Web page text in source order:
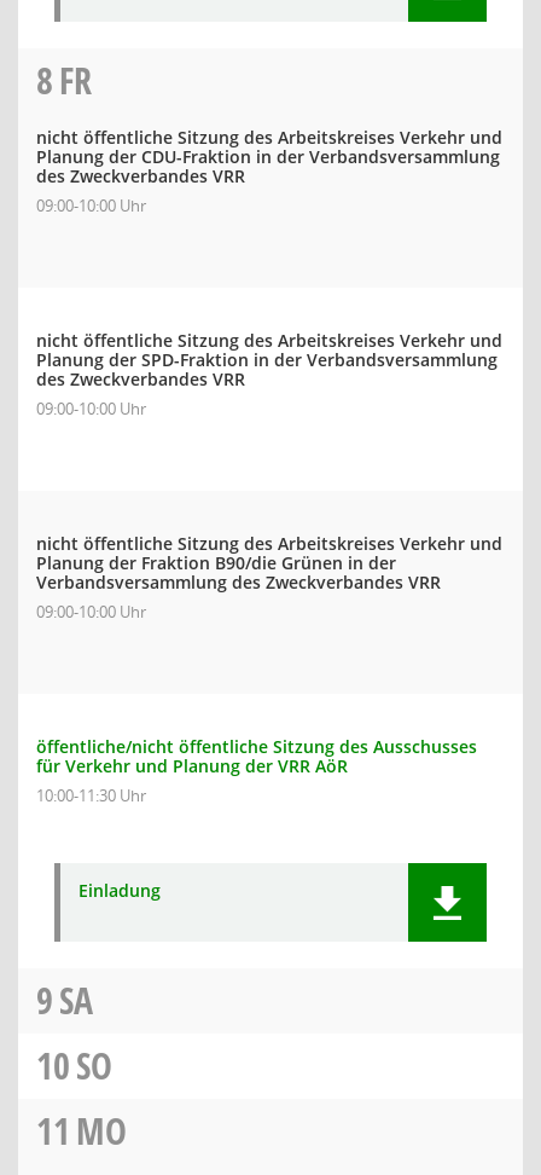
8FR
nicht öffentliche Sitzung des Arbeitskreises Verkehr und
Planung der CDU-Fraktion in der Verbandsversammlung
des Zweckverbandes VRR
09:00-10:00 Uhr
nicht öffentliche Sitzung des Arbeitskreises Verkehr und
Planung der SPD-Fraktion in der Verbandsversammlung
des Zweckverbandes VRR
09:00-10:00 Uhr
nicht öffentliche Sitzung des Arbeitskreises Verkehr und
Planung der Fraktion B90/die Grünen in der
Verbandsversammlung des Zweckverbandes VRR
09:00-10:00 Uhr
öffentliche/nicht öffentliche Sitzung des Ausschusses
für Verkehr und Planung der VRR AöR
10:00-11:30 Uhr
Einladung
9SA
10SO
11 MO